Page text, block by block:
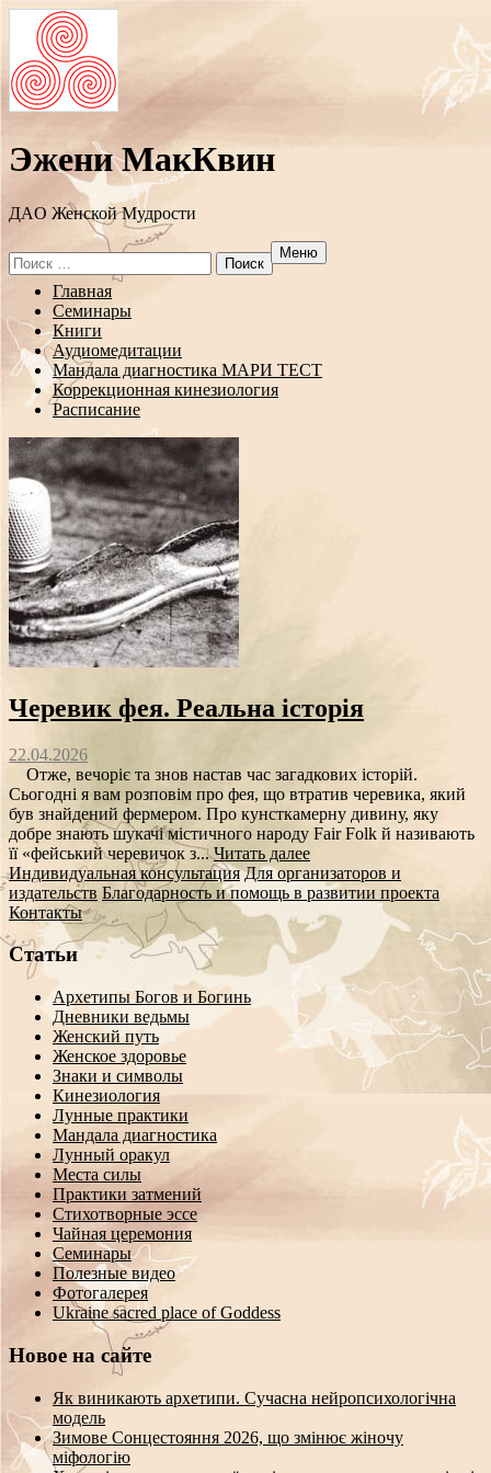
Эжени МакКвин
ДAO Женской Мудрости
Search
for:
Меню
Перейти
содержанию
Главная
Семинары
Книги
Аудиомедитации
Мандала диагностика МАРИ ТЕСТ
Коррекционная кинезиология
Расписание
Черевик фея. Реальна історія
22.04.2026
Отже, вечоріє та знов настав час загадкових історій.
Сьогодні я вам розповім про фея, що втратив черевика, який
був знайдений фермером. Про кунсткамерну дивину, яку
добре знають шукачі містичного народу Fair Folk й називають
її «фейський черевичок з...Читать далее
Индивидуальная консультация Для организаторов и
издательств Благодарность и помощь в развитии проекта
Контакты
Статьи
Архетипы Богов и Богинь
Дневники ведьмы
Женский путь
Женское здоровье
Знаки и символы
Кинезиология
Лунные практики
Мандала диагностика
Лунный оракул
Места силы
Практики затмений
Стихотворные эссе
Чайная церемония
Семинары
Полезные видео
Фотогалерея
Ukraine sacred place of Goddess
Новое на сайте
Як виникають архетипи. Сучасна нейропсихологічна
модель
Зимове Сонцестояння 2026, що змінює жіночу
міфологію